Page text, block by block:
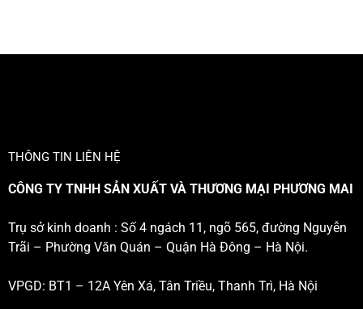
THÔNG TIN LIÊN HỆ
CÔNG TY TNHH SẢN XUẤT VÀ THƯƠNG MẠI PHƯƠNG MAI
Trụ sở kinh doanh : Số 4 ngách 11, ngõ 565, đường Nguyễn
Trãi – Phường Văn Quán – Quận Hà Đông – Hà Nội.
VPGD: BT1 – 12A Yên Xá, Tân Triều, Thanh Trì, Hà Nội